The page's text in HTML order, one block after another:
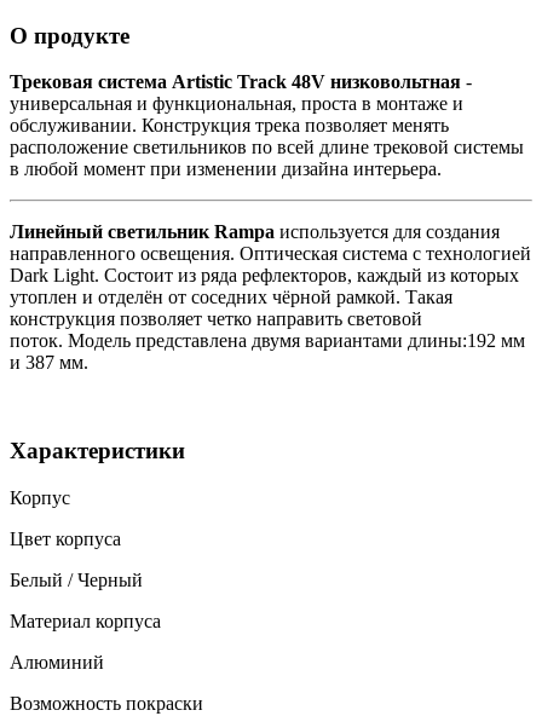
О продукте
Трековая система Artistic Track 48V низковольтная -
универсальная и функциональная, проста в монтаже и
обслуживании. Конструкция трека позволяет менять
расположение светильников по всей длине трековой системы
в любой момент при изменении дизайна интерьера.
Линейный светильник Rampa используется для создания
направленного освещения. Оптическая система с технологией
Dark Light. Состоит из ряда рефлекторов, каждый из которых
утоплен и отделён от соседних чёрной рамкой. Такая
конструкция позволяет четко направить световой
поток. Модель представлена двумя вариантами длины:192 мм
и 387 мм.
Характеристики
Корпус
Цвет корпуса
Белый / Черный
Материал корпуса
Алюминий
Возможность покраски